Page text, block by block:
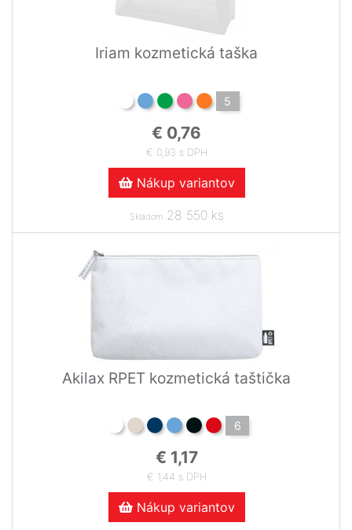
Iriam kozmetická taška
5
€ 0,76
€ 0,93 s DPH
Nákup variantov
Skladom28 550 ks
Akilax RPET kozmetická taštička
6
€ 1,17
€ 1,44 s DPH
Nákup variantov